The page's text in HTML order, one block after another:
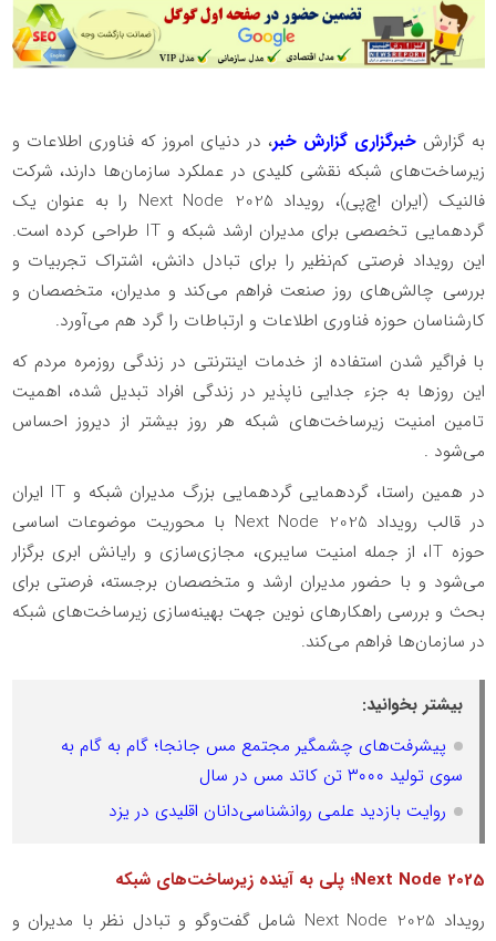
به گزارش خبرگزاری گزارش خبر، در دنیای امروز که فناوری اطلاعات و
زیرساخت‌های شبکه نقشی کلیدی در عملکرد سازمان‌ها دارند، شرکت
فالنیک (ایران اچ‌پی)، رویداد Next Node 2025 را به عنوان یک
گردهمایی تخصصی برای مدیران ارشد شبکه وIT طراحی کرده است.
این رویداد فرصتی کم‌نظیر را برای تبادل دانش، اشتراک تجربیات و
بررسی چالش‌های روز صنعت فراهم می‌کند و مدیران، متخصصان و
کارشناسان حوزه فناوری اطلاعات و ارتباطات را گرد هم می‌آورد.
با فراگیر شدن استفاده از خدمات اینترنتی در زندگی روزمره مردم که
این روزها به جزء جدایی ناپذیر در زندگی افراد تبدیل شده، اهمیت
تامین امنیت زیرساخت‌های شبکه هر روز بیشتر از دیروز احساس
می‌شود .
در همین راستا، گردهمایی گردهمایی بزرگ مدیران شبکه و IT ایران
در قالب رویداد Next Node 2025 با محوریت موضوعات اساسی
حوزه IT، از جمله امنیت سایبری، مجازی‌سازی و رایانش ابری برگزار
می‌شود و با حضور مدیران ارشد و متخصصان برجسته، فرصتی برای
بحث و بررسی راهکارهای نوین جهت بهینه‌سازی زیرساخت‌های شبکه
در سازمان‌ها فراهم می‌کند.
بیشتر بخوانید:
پیشرفت‌های چشمگیر مجتمع مس جانجا؛ گام به گام به
سوی تولید ۳۰۰۰ تن کاتد مس در سال
روایت بازدید علمی روانشناسی‌دانان اقلیدی در یزد
Next Node 2025؛ پلی به آینده زیرساخت‌های شبکه
رویداد Next Node 2025 شامل گفت‌وگو و تبادل نظر با مدیران و